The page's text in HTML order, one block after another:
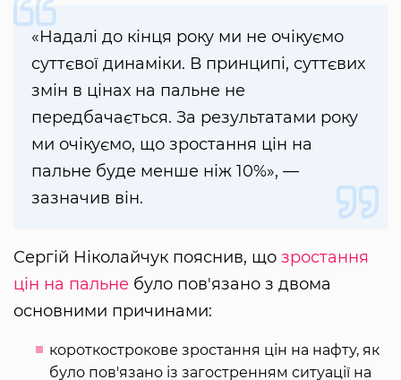
«Надалі до кінця року ми не очікуємо
суттєвої динаміки. В принципі, суттєвих
змін в цінах на пальне не
передбачається. За результатами року
ми очікуємо, що зростання цін на
пальне буде менше ніж 10%», —
зазначив він.
Сергій Ніколайчук пояснив, що зростання
цін на пальне було пов'язано з двома
основними причинами:
короткострокове зростання цін на нафту, як
було пов'язано із загостренням ситуації на